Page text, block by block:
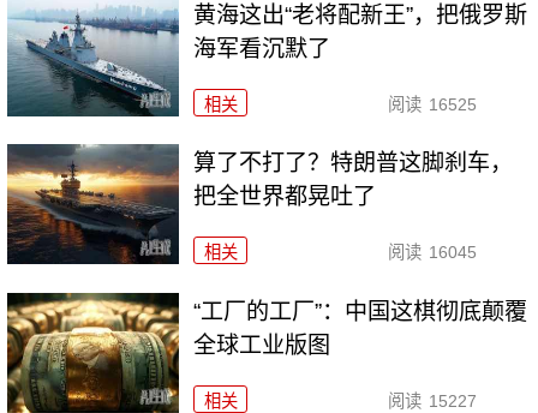
黄海这出“老将配新王”，把俄罗斯
海军看沉默了
相关 阅读 16525
算了不打了？特朗普这脚刹车，
把全世界都晃吐了
相关 阅读 16045
“工厂的工厂”：中国这棋彻底颠覆
全球工业版图
相关 阅读 15227